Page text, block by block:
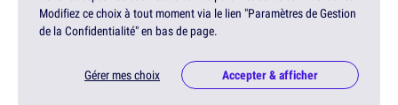
Modifiez ce choix à tout moment via le lien "Paramètres de Gestion
de la Confidentialité" en bas de page.
Gérer mes choix Accepter & afficher